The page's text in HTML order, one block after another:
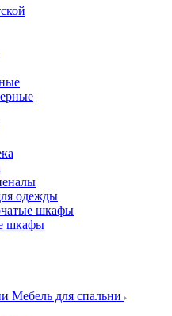
одежды
шкафы
шкафы
Мебель для спальни